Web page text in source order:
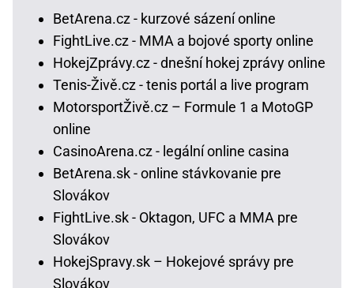
BetArena.cz - kurzové sázení online
FightLive.cz - MMA a bojové sporty online
HokejZprávy.cz - dnešní hokej zprávy online
Tenis-Živě.cz - tenis portál a live program
MotorsportŽivě.cz – Formule 1 a MotoGP
online
CasinoArena.cz - legální online casina
BetArena.sk - online stávkovanie pre
Slovákov
FightLive.sk - Oktagon, UFC a MMA pre
Slovákov
HokejSpravy.sk – Hokejové správy pre
Slovákov